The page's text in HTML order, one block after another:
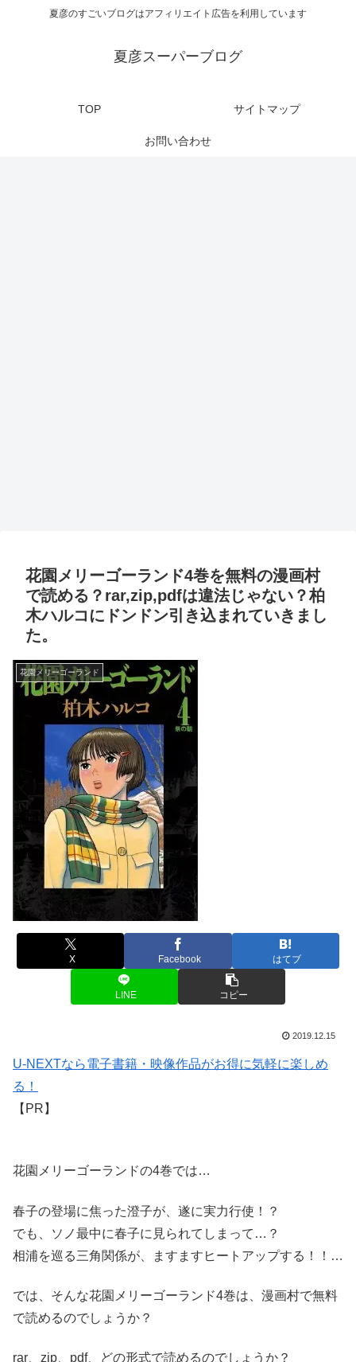
夏彦のすごいブログはアフィリエイト広告を利用しています
夏彦スーパーブログ
TOP サイトマップ
お問い合わせ
花園メリーゴーランド4巻を無料の漫画村
で読める？rar,zip,pdfは違法じゃない？柏
木ハルコにドンドン引き込まれていきまし
た。
花園メリーゴーランド
X Facebook はてブ
LINE コピー
2019.12.15
U-NEXTなら電子書籍・映像作品がお得に気軽に楽しめ
る！
【PR】
花園メリーゴーランドの4巻では…
春子の登場に焦った澄子が、遂に実力行使！？
でも、ソノ最中に春子に見られてしまって…？
相浦を巡る三角関係が、ますますヒートアップする！！…
では、そんな花園メリーゴーランド4巻は、漫画村で無料
で読めるのでしょうか？
rar、zip、pdf、どの形式で読めるのでしょうか？